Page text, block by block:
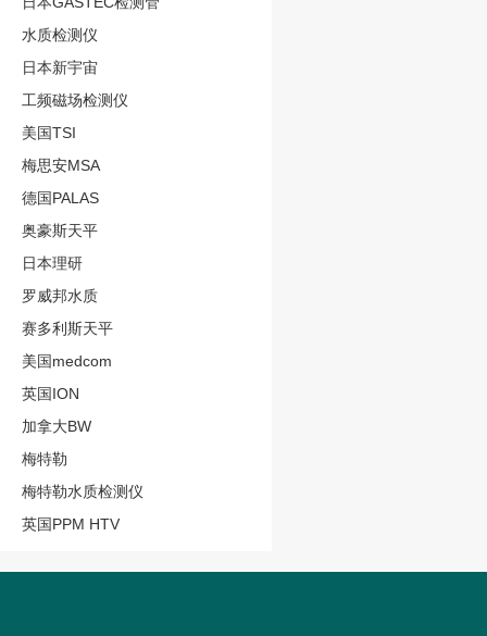
水质检测仪
日本新宇宙
工频磁场检测仪
美国TSI
梅思安MSA
德国PALAS
奥豪斯天平
日本理研
罗威邦水质
赛多利斯天平
美国medcom
英国ION
加拿大BW
梅特勒
梅特勒水质检测仪
英国PPM HTV